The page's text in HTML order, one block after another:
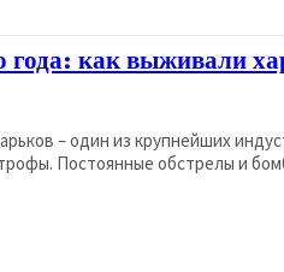
года: как выживали
– один из крупнейших
Постоянные обстрелы и